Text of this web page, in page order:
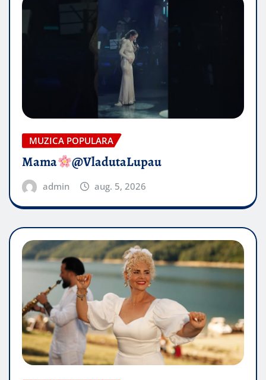
MUZICA POPULARA
Mama @VladutaLupau
admin aug. 5, 2026